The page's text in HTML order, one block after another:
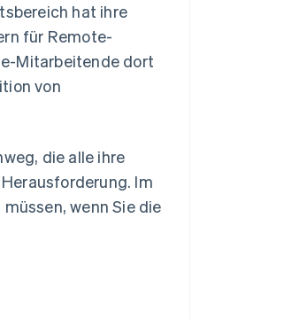
hat ihre
für Remote-
Mitarbeitende dort
von
die alle ihre
Im
wenn Sie die